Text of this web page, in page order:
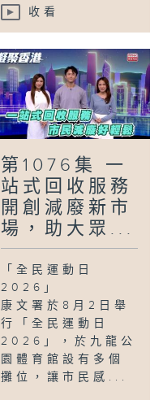
收看
第1076集 一
站式回收服務
開創減廢新市
場，助大眾...
「全民運動日
2026」
康文署於8月2日舉
行「全民運動日
2026」，於九龍公
園體育館設有多個
攤位，讓市民感...